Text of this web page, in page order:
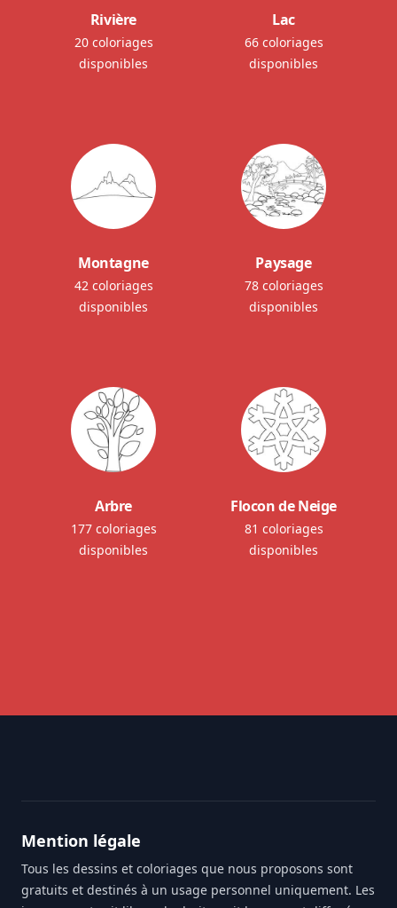
Rivière
20 coloriages
disponibles
Lac
66 coloriages
disponibles
Montagne
42 coloriages
disponibles
Paysage
78 coloriages
disponibles
Arbre
177 coloriages
disponibles
Flocon de Neige
81 coloriages
disponibles
Mention légale
Tous les dessins et coloriages que nous proposons sont
gratuits et destinés à un usage personnel uniquement. Les